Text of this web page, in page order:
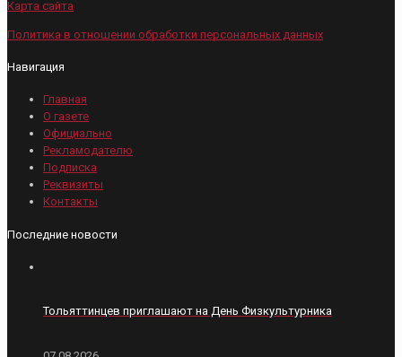
Карта сайта
Политика в отношении обработки персональных данных
Навигация
Главная
О газете
Официально
Рекламодателю
Подписка
Реквизиты
Контакты
Последние новости
Тольяттинцев приглашают на День Физкультурника